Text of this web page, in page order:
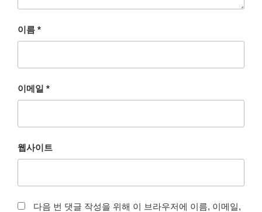
이름 *
이메일 *
웹사이트
다음 번 댓글 작성을 위해 이 브라우저에 이름, 이메일,